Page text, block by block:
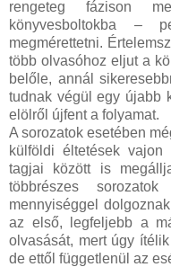
rengeteg fázison
könyvesboltokba –
megmérettetni.
több olvasóhoz eljut a
belőle, annál
tudnak végül egy újabb
elölről újfent a folyamat.
A sorozatok esetében
külföldi éltetések vajon
tagjai között is
többrészes
mennyiséggel
az első, legfeljebb a
olvasását, mert úgy
de ettől függetlenül az